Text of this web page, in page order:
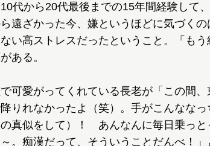
代から20代最後までの15年間経験して
遠ざかった今、嫌というほどに気づく
い高ストレスだったということ。「も
ある。
可愛がってくれている長老が「この間
りれなかったよ（笑）。手がこんなな
真似をして）！ あんなんに毎日乗っと
。痴漢だって、そういうことだんべ！